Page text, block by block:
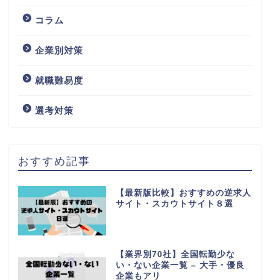
コラム
企業別対策
就職難易度
選考対策
おすすめ記事
【最新版比較】おすすめの逆求人
サイト・スカウトサイト８選
【業界別70社】全国転勤少な
い・ない企業一覧 – 大手・優良
企業もアリ